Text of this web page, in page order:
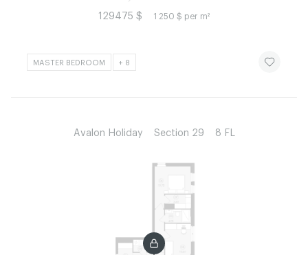
129475 $ 1 250 $ per m²
MASTER BEDROOM + 8 ЧИТАТИ
Avalon Holiday Section 29 8 FL